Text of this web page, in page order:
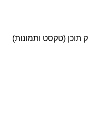
תוכן (טקסט ותמונות)